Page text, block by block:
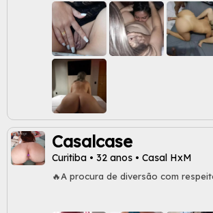
MAIORES...
Casalcase
Curitiba • 32 anos • Casal HxM
🔥A procura de diversão com